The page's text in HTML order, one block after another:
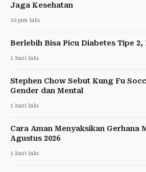
Jaga Kesehatan
10 jam lalu
Berlebih Bisa Picu Diabetes Tipe 2,
1 hari lalu
Stephen Chow Sebut Kung Fu
Gender dan Mental
1 hari lalu
Cara Aman Menyaksikan Gerhana
Agustus 2026
1 hari lalu